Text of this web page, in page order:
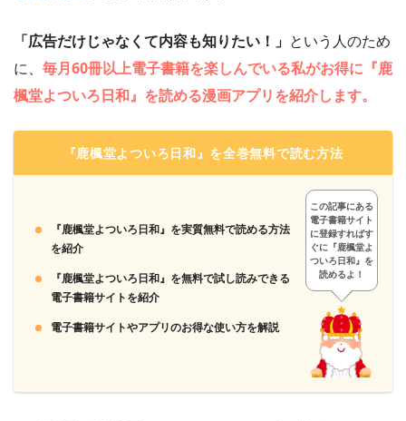
「広告だけじゃなくて内容も知りたい！」 という人のため
に、 毎月60冊以上電子書籍を楽しんでいる私がお得に『鹿
楓堂よついろ日和』を読める漫画アプリを紹介します。
『鹿楓堂よついろ日和』を全巻無料で読む方法
『鹿楓堂よついろ日和』を実質無料で読める方法
を紹介
『鹿楓堂よついろ日和』を無料で試し読みできる
電子書籍サイトを紹介
電子書籍サイトやアプリのお得な使い方を解説
この記事にある
電子書籍サイト
に登録すればす
ぐに『鹿楓堂よ
ついろ日和』を
読めるよ！